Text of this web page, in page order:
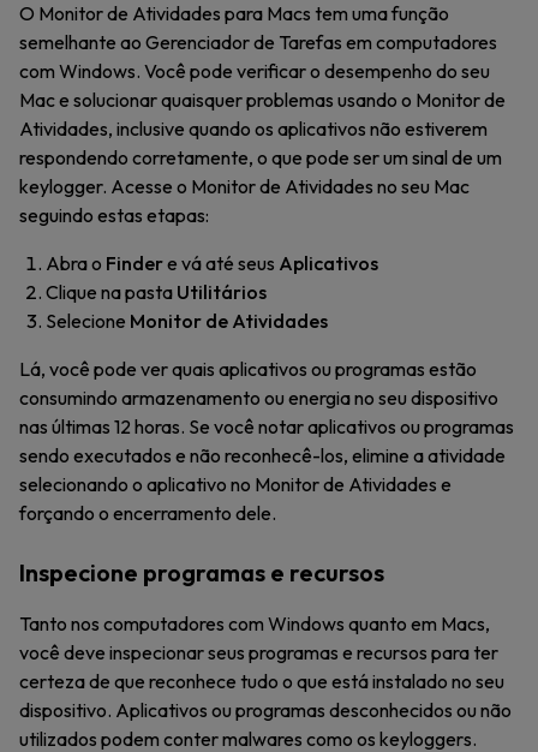
O Monitor de Atividades para Macs tem uma função
semelhante ao Gerenciador de Tarefas em computadores
com Windows. Você pode verificar o desempenho do seu
Mac e solucionar quaisquer problemas usando o Monitor de
Atividades, inclusive quando os aplicativos não estiverem
respondendo corretamente, o que pode ser um sinal de um
keylogger. Acesse o Monitor de Atividades no seu Mac
seguindo estas etapas:
Abra o Findere vá até seus Aplicativos
Clique na pasta Utilitários
Selecione Monitor de Atividades
Lá, você pode ver quais aplicativos ou programas estão
consumindo armazenamento ou energia no seu dispositivo
nas últimas 12 horas. Se você notar aplicativos ou programas
sendo executados e não reconhecê-los, elimine a atividade
selecionando o aplicativo no Monitor de Atividades e
forçando o encerramento dele.
Inspecione programas e recursos
Tanto nos computadores com Windows quanto em Macs,
você deve inspecionar seus programas e recursos para ter
certeza de que reconhece tudo o que está instalado no seu
dispositivo. Aplicativos ou programas desconhecidos ou não
utilizados podem conter malwares como os keyloggers.